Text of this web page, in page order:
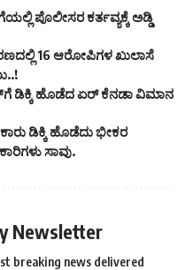
ಪೊಲೀಸರ ಕರ್ತವ್ಯಕ್ಕೆ ಅಡ್ಡಿ
16 ಆರೋಪಿಗಳ ಖುಲಾಸೆ
ಡಿಕ್ಕಿ ಹೊಡೆದ ಏರ್ ಕೆನಡಾ ವಿಮಾನ
ಡಿಕ್ಕಿ ಹೊಡೆದು ಭೀಕರ
ಸಾವು.
Newsletter
breaking news delivered